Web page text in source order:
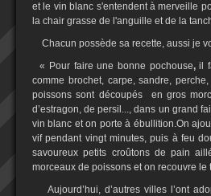
et le vin blanc s'entendent à merveille
la chair grasse de l'anguille et de la
Chacun possède sa recette, aussi je
« Pour faire une bonne pochouse,il
comme brochet, carpe, sandre,
poissons sont découpés
en gros
d’estragon, de persil..., dans un grand
vin blanc et on porte à ébullition.On
vif pendant vingt minutes, puis à feu
savoureux petits croûtons de pain
morceaux de poissons et on recouvre
Aujourd’hui, d’autres villes l’ont